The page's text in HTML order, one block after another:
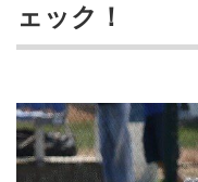
ェック！